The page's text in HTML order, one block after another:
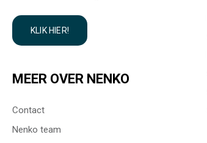
KLIK HIER!
MEER OVER NENKO
Contact
Nenko team